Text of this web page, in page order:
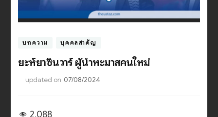
บทความ บุคคลสำคัญ
ยะห์ยาซินวาร์ ผู้นำหะมาสคนใหม่
updated on 07/08/2024
2,088